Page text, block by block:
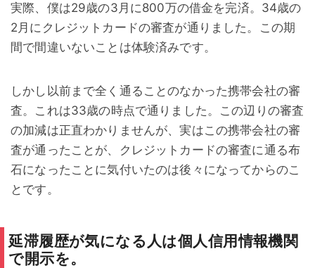
実際、僕は29歳の3月に800万の借金を完済。34歳の
2月にクレジットカードの審査が通りました。この期
間で間違いないことは体験済みです。
しかし以前まで全く通ることのなかった携帯会社の審
査。これは33歳の時点で通りました。この辺りの審査
の加減は正直わかりませんが、実はこの携帯会社の審
査が通ったことが、クレジットカードの審査に通る布
石になったことに気付いたのは後々になってからのこ
とです。
延滞履歴が気になる人は個人信用情報機関
で開示を。